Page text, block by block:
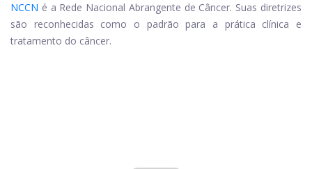
NCCN é a Rede Nacional Abrangente de Câncer. Suas diretrizes
são reconhecidas como o padrão para a prática clínica e
tratamento do câncer.